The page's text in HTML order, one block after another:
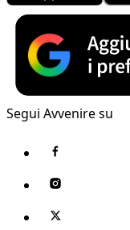
Segui Avvenire su